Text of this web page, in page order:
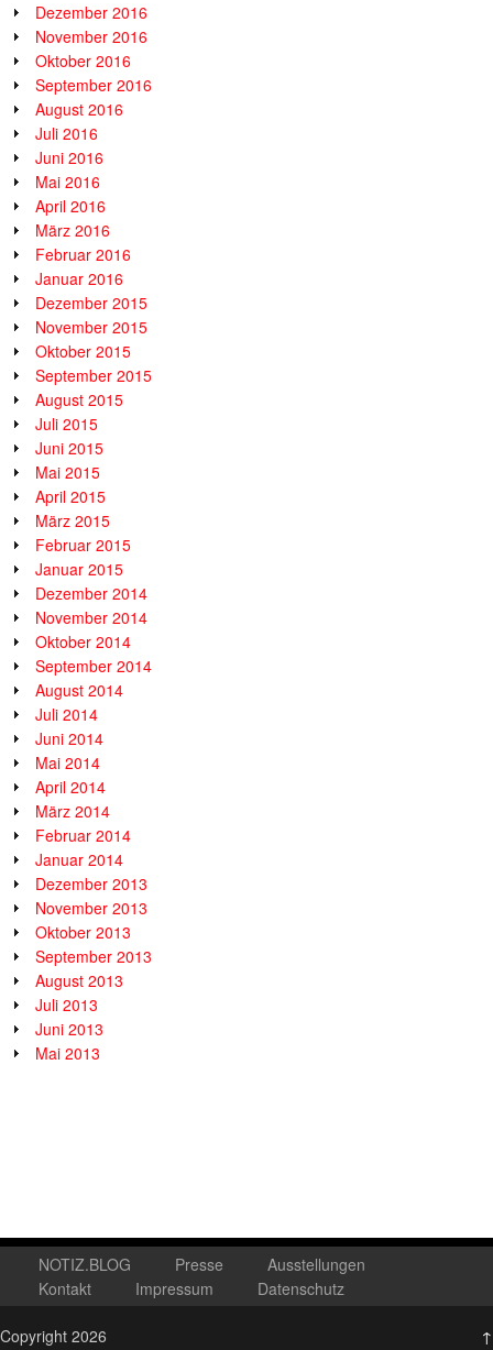
Dezember 2016
November 2016
Oktober 2016
September 2016
August 2016
Juli 2016
Juni 2016
Mai 2016
April 2016
März 2016
Februar 2016
Januar 2016
Dezember 2015
November 2015
Oktober 2015
September 2015
August 2015
Juli 2015
Juni 2015
Mai 2015
April 2015
März 2015
Februar 2015
Januar 2015
Dezember 2014
November 2014
Oktober 2014
September 2014
August 2014
Juli 2014
Juni 2014
Mai 2014
April 2014
März 2014
Februar 2014
Januar 2014
Dezember 2013
November 2013
Oktober 2013
September 2013
August 2013
Juli 2013
Juni 2013
Mai 2013
NOTIZ.BLOG Presse
Ausstellungen
Kontakt
Impressum Datenschutz
Copyright 2026 ↑